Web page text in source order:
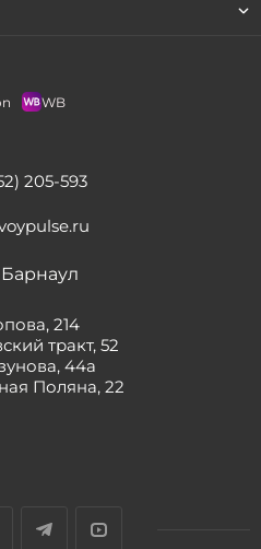
WB
205-593
Барнаул
214
тракт, 52
44а
Поляна, 22